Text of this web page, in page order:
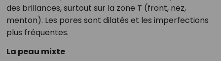
des brillances, surtout sur la zone T (front, nez,
menton). Les pores sont dilatés et les imperfections
plus fréquentes.
La peau mixte